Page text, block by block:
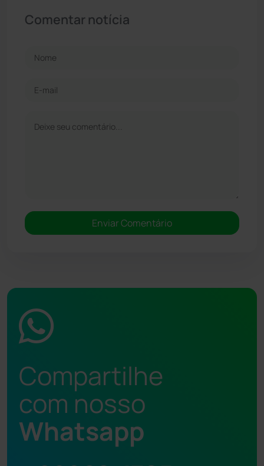
Comentar notícia
Compartilhe
com nosso
Whatsapp